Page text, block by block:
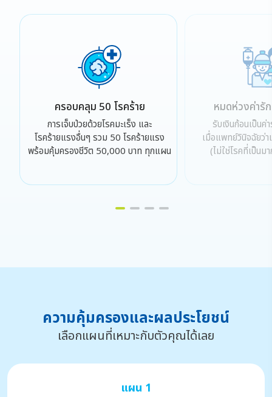
ครอบคลุม 50 โรคร้าย
การเจ็บป่วยด้วยโรคมะเร็ง และ
โรคร้ายแรงอื่นๆ รวม 50 โรคร้ายแรง
พร้อมคุ้มครองชีวิต 50,000 บาท ทุกแผน
หมดห่วงค่ารั
รับเงินก้อนเป็นค่
เมื่อแพทย์วินิจฉัยว่
(ไม่ใช่โรคที่เป็นม
ความคุ้มครองและผลประโยชน์
เลือกแผนที่เหมาะกับตัวคุณได้เลย
แผน 1